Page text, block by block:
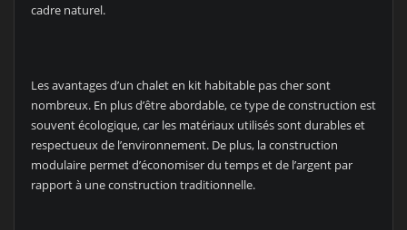
cadre naturel.
Les avantages d’un chalet en kit habitable pas cher sont
nombreux. En plus d’être abordable, ce type de construction est
souvent écologique, car les matériaux utilisés sont durables et
respectueux de l’environnement. De plus, la construction
modulaire permet d’économiser du temps et de l’argent par
rapport à une construction traditionnelle.